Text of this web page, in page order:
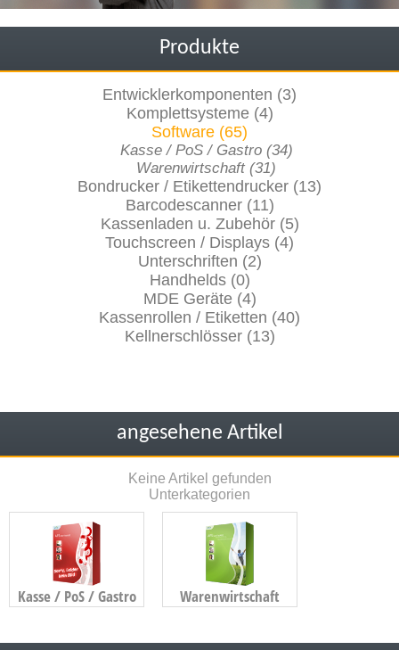
Produkte
Entwicklerkomponenten (3)
Komplettsysteme (4)
Software (65)
Kasse / PoS / Gastro (34)
Warenwirtschaft (31)
Bondrucker / Etikettendrucker (13)
Barcodescanner (11)
Kassenladen u. Zubehör (5)
Touchscreen / Displays (4)
Unterschriften (2)
Handhelds (0)
MDE Geräte (4)
Kassenrollen / Etiketten (40)
Kellnerschlösser (13)
angesehene Artikel
Keine Artikel gefunden
Unterkategorien
Kasse / PoS / Gastro Warenwirtschaft